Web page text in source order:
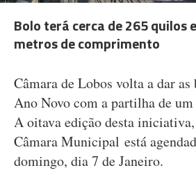
Bolo terá cerca de 265 quilos
metros de comprimento
Câmara de Lobos volta a dar as
Ano Novo com a partilha de
A oitava edição desta
Câmara Municipal está
domingo, dia 7 de Janeiro.